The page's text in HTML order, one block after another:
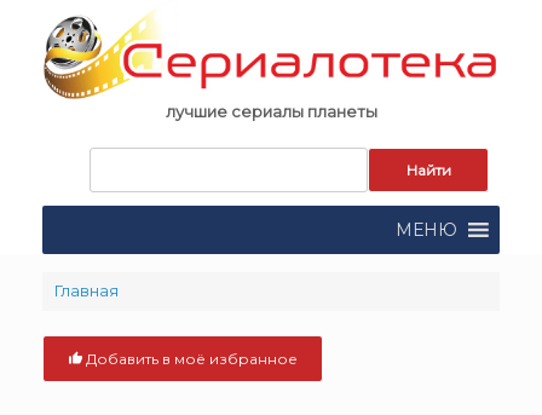
content
лучшие сериалы планеты
поиска:
МЕНЮ
Главная
Добавить в моё избранное